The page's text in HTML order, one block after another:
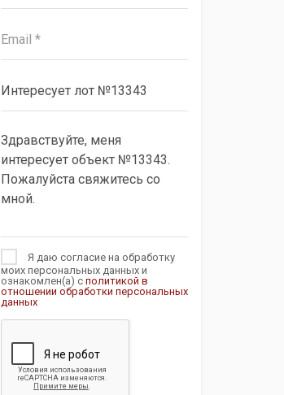
Я даю согласие на обработку
моих персональных данных и
ознакомлен(а) с политикой в
отношении обработки персональных
данных